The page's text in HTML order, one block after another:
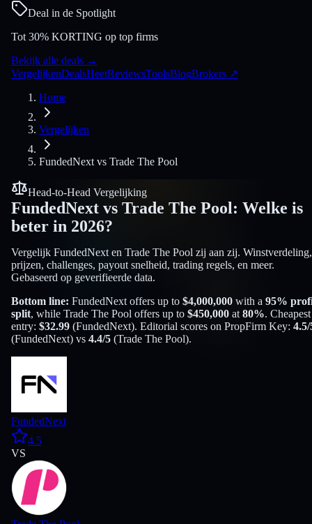
Deal in de Spotlight
Tot 30% KORTING op top firms
Bekijk alle deals →
VergelijkenDealsHeetReviewsToolsBlogBrokers ↗
Home
Vergelijken
FundedNext vs Trade The Pool
Head-to-Head Vergelijking
FundedNext vs Trade The Pool: Welke is
beter in 2026?
Vergelijk FundedNext en Trade The Pool zij aan zij. Winstverdeling,
prijzen, challenges, payout snelheid, trading regels, en meer.
Gebaseerd op geverifieerde data.
Bottom line: FundedNext offers up to $4,000,000 with a 95%
split, while Trade The Pool offers up to $450,000 at 80%. Cheapest
entry: $32.99 (FundedNext). Editorial scores on PropFirm Key: 4.5/
(FundedNext) vs 4.4/5 (Trade The Pool).
FundedNext
4.5
VS